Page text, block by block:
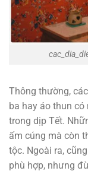
Thông thường,
ba hay áo thun
trong dịp Tết.
ấm cúng mà còn
tộc. Ngoài ra,
phù hợp, nhưng